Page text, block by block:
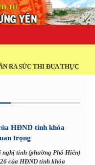
SỨC THI ĐUA THỰC HIỆN
HĐND tỉnh khóa
trọng
nghị tỉnh (phường Phố Hiến)
của HĐND tỉnh khóa